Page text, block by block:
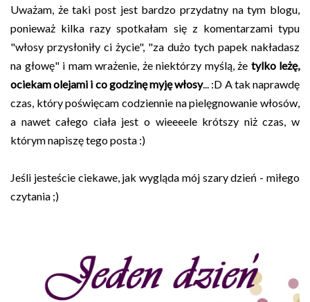
Uważam, że taki post jest bardzo przydatny na tym blogu,
ponieważ kilka razy spotkałam się z komentarzami typu
"włosy przysłoniły ci życie", "za dużo tych papek nakładasz
na głowę" i mam wrażenie, że niektórzy myślą, że tylko leżę,
ociekam olejami i co godzinę myję włosy... :D A tak naprawdę
czas, który poświęcam codziennie na pielęgnowanie włosów,
a nawet całego ciała jest o wieeeele krótszy niż czas, w
którym napiszę tego posta :)
Jeśli jesteście ciekawe, jak wygląda mój szary dzień - miłego
czytania ;)